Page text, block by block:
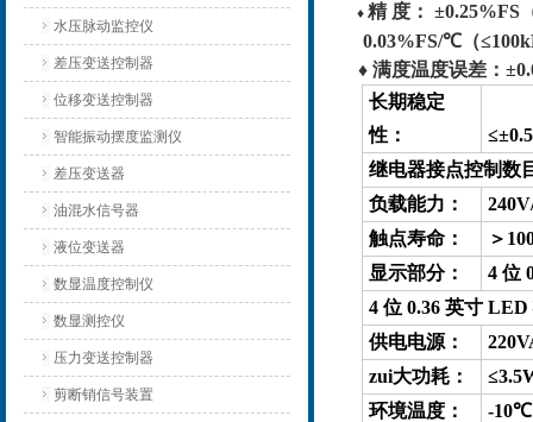
水压脉动监控仪
差压变送控制器
位移变送控制器
智能振动摆度监测仪
差压变送器
油混水信号器
液位变送器
数显温度控制仪
数显测控仪
压力变送控制器
剪断销信号装置
♦ 精 度： ±0.25%FS
0.03%FS/℃（
♦ 满度温度误差：
长期稳定
性：
继电器接点控制数
负载能力：
触点寿命：
＞
显示部分：
4 位
4 位 0.36 英寸
供电电源：
zui大功耗：
环境温度：
-